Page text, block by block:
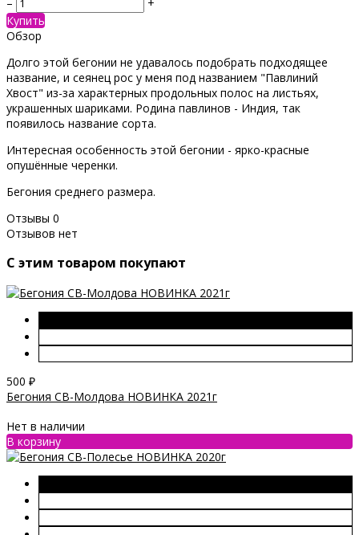
Купить
Обзор
Долго этой бегонии не удавалось подобрать подходящее
название, и сеянец рос у меня под названием "Павлиний
Хвост" из-за характерных продольных полос на листьях,
украшенных шариками. Родина павлинов - Индия, так
появилось название сорта.
Интересная особенность этой бегонии - ярко-красные
опушённые черенки.
Бегония среднего размера.
Отзывы 0
Отзывов нет
C этим товаром покупают
500 ₽
Бегония СВ-Молдова НОВИНКА 2021г
Нет в наличии
В корзину